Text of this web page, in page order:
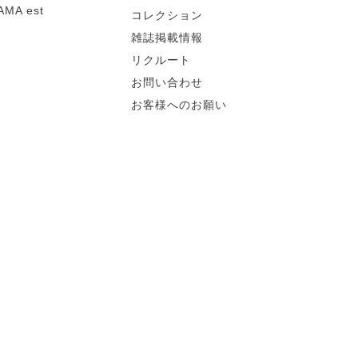
est
コレクション
雑誌掲載情報
リクルート
お問い合わせ
お客様へのお願い